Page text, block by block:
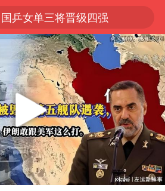
国乒女单三将晋级四强
光影经济撬动暑期消费新蓝海
陈思诚零点晒照为佟丽娅庆生
郑丽文：台湾从来没有“独立”过
央视新主播李秋莹孙亚鹏亮相
几元成本的AI广告导致千万市值蒸发
情侣平潭拍日出坠崖1死1伤
老挝国会主席赛宋蓬逝世07:19